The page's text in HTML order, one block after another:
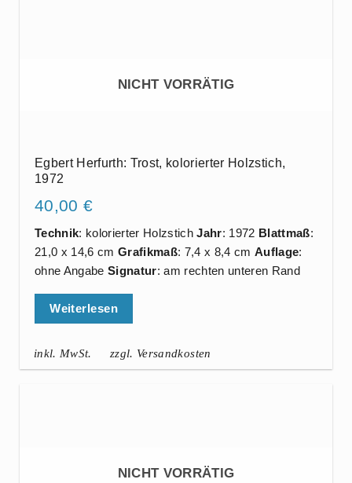
NICHT VORRÄTIG
Egbert Herfurth: Trost, kolorierter Holzstich,
1972
40,00 €
Technik: kolorierter HolzstichJahr: 1972 Blattmaß:
21,0 x 14,6 cm Grafikmaß: 7,4 x 8,4 cmAuflage:
ohne Angabe Signatur: am rechten unteren Rand
Weiterlesen
inkl. MwSt. zzgl. Versandkosten
NICHT VORRÄTIG